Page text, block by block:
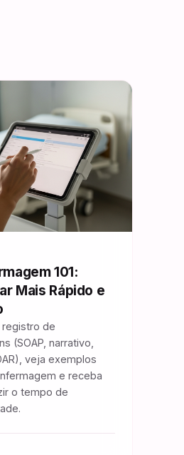
101:
Mais Rápido e
de
(SOAP, narrativo,
veja exemplos
e receba
o tempo de